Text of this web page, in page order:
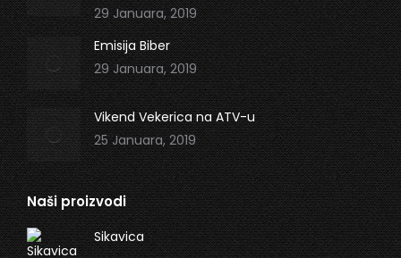
29 Januara, 2019
Emisija Biber
29 Januara, 2019
Vikend Vekerica na ATV-u
25 Januara, 2019
Naši proizvodi
Sikavica